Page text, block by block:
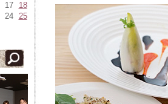
17
18
24
25